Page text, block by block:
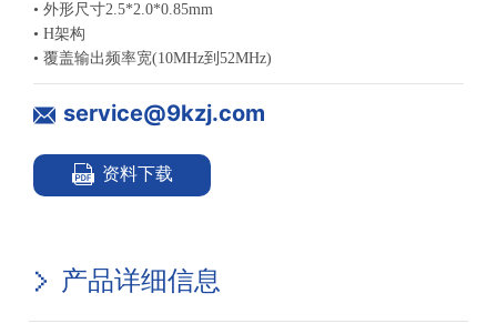
• 外形尺寸2.5*2.0*0.85mm
• H架构
service@9kzj.com
资料下载
产品详细信息